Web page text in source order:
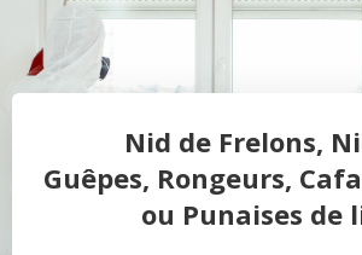
Nid de Frelons,
Guêpes, Rongeurs,
ou Punaises de